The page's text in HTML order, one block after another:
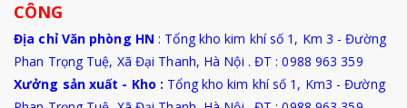
CÔNG
Địa chỉ Văn phòng HN: Tổng kho kim khí số 1, Km 3 - Đường
Phan Trọng Tuệ, Xã Đại Thanh, Hà Nội . ĐT : 0988 963 359
Xưởng sản xuất - Kho : Tổng kho kim khí số 1, Km3 - Đường